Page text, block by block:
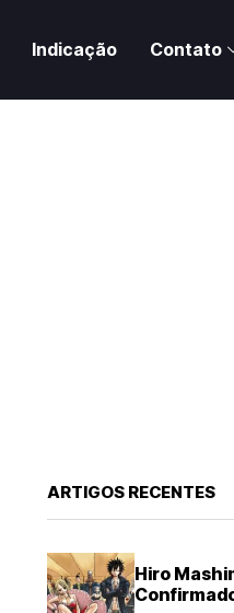
Indicação Contato
ARTIGOS RECENTES
Hiro